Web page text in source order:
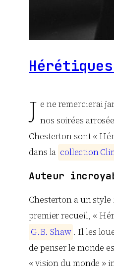
J e ne remercierai
nos soirées
Chesterton sont «
dans la collectionCli
Auteur
Chesterton a un
premier recueil, «
G.B. Shaw . Il les
de penser le monde
« vision du monde »